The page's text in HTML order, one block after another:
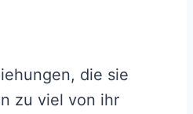
die sie
zu viel von ihr